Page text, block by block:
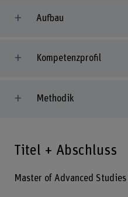
Aufbau
Kompetenzprofil
Methodik
Titel + Abschluss
Master of Advanced